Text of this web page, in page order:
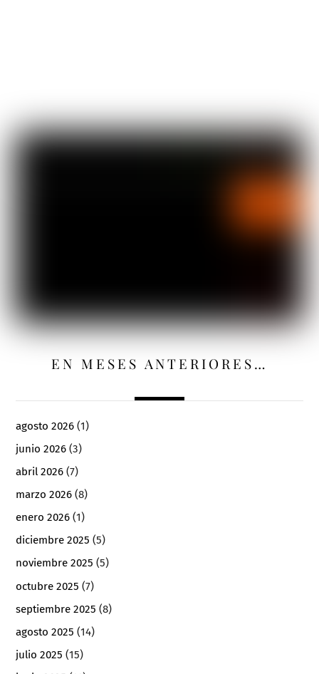
EN MESES ANTERIORES…
agosto 2026 (1)
junio 2026 (3)
abril 2026 (7)
marzo 2026 (8)
enero 2026 (1)
diciembre 2025 (5)
noviembre 2025 (5)
octubre 2025 (7)
septiembre 2025 (8)
agosto 2025 (14)
julio 2025 (15)